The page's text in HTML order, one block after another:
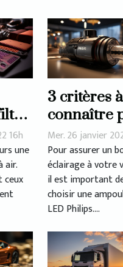
les
16h
une
air.
ceux
3 critères à
connaître
mieux
votre
ampoule
LED
Mer. 26 janvier
Pour assurer un
éclairage à votre
il est important
choisir une
LED Philips....